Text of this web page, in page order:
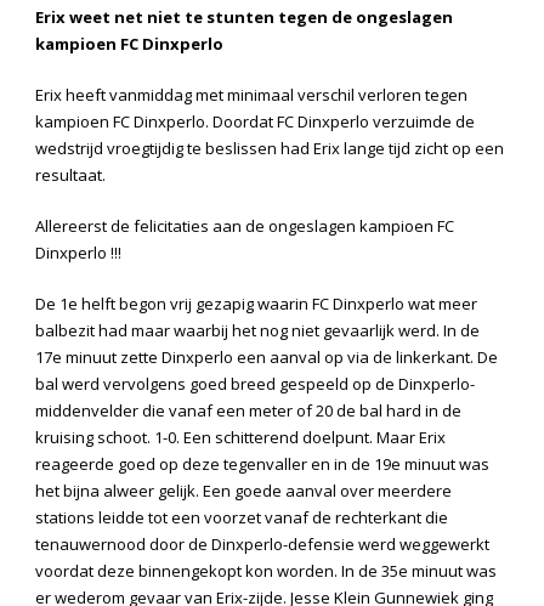
Erix weet net niet te stunten tegen de ongeslagen
kampioen FC Dinxperlo
Erix heeft vanmiddag met minimaal verschil verloren tegen
kampioen FC Dinxperlo. Doordat FC Dinxperlo verzuimde de
wedstrijd vroegtijdig te beslissen had Erix lange tijd zicht op een
resultaat.
Allereerst de felicitaties aan de ongeslagen kampioen FC
Dinxperlo !!!
De 1e helft begon vrij gezapig waarin FC Dinxperlo wat meer
balbezit had maar waarbij het nog niet gevaarlijk werd. In de
17e minuut zette Dinxperlo een aanval op via de linkerkant. De
bal werd vervolgens goed breed gespeeld op de Dinxperlo-
middenvelder die vanaf een meter of 20 de bal hard in de
kruising schoot. 1-0. Een schitterend doelpunt. Maar Erix
reageerde goed op deze tegenvaller en in de 19e minuut was
het bijna alweer gelijk. Een goede aanval over meerdere
stations leidde tot een voorzet vanaf de rechterkant die
tenauwernood door de Dinxperlo-defensie werd weggewerkt
voordat deze binnengekopt kon worden. In de 35e minuut was
er wederom gevaar van Erix-zijde. Jesse Klein Gunnewiek ging